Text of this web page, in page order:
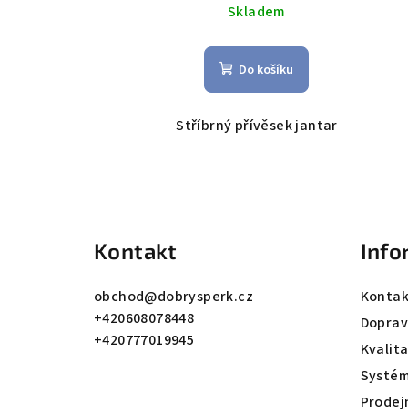
Skladem
Do košíku
Stříbrný přívěsek jantar
Kontakt
obchod@dobrysperk.cz
+420608078448
+420777019945